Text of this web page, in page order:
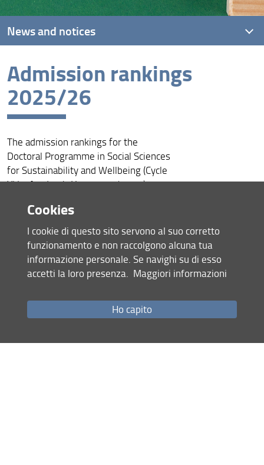
Admission rankings
2025/26
The admission rankings for the
Doctoral Programme in Social Sciences
for Sustainability and Wellbeing (Cycle
XLI - Academic Year 2025/2026) are
https://www.s3w.unifi.it/upload/sub/D
R_Approvaz_atti.pdf
11 October 2025
News and notices
Latest news
Archive
RSS feed
Cookies
I cookie di questo sito servono al suo corretto
funzionamento e non raccolgono alcuna tua
informazione personale. Se navighi su di esso
accetti la loro presenza. Maggiori informazioni
Ho capito